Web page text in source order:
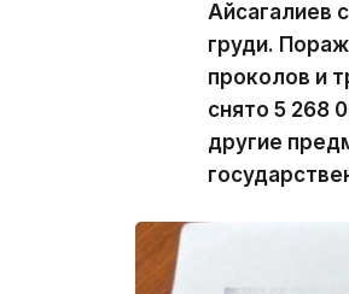
Айсагалиев
груди.
проколов и
снято 5 268
другие